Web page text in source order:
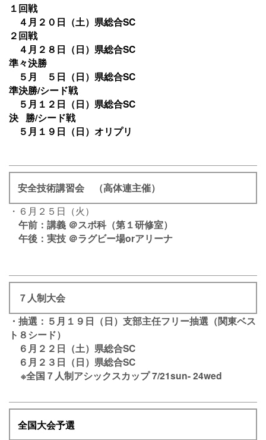
１回戦
４月２０日（土）県総合SC
２回戦
４月２８日（日）県総合SC
準々決勝
５月 ５日（日）県総合SC
準決勝/シード戦
５月１２日（日）県総合SC
決 勝/シード戦
５月１９日（日）オリプリ
安全技術講習会 （高体連主催）
・６月２５日（火）
午前：講義 ＠スポ科（第１研修室）
午後：実技 ＠ラグビー場orアリーナ
７人制大会
・抽選：５月１９日（日）支部主任フリー抽選（関東ベス
ト８シード）
６月２２日（土）県総合SC
６月２３日（日）県総合SC
※全国７人制アシックスカップ 7/21sun- 24wed
全国大会予選